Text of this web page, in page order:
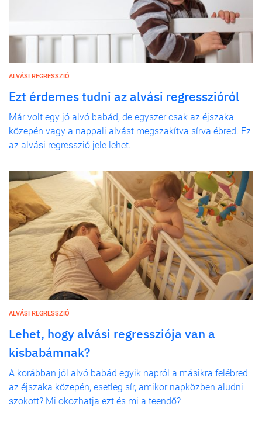
ALVÁSI REGRESSZIÓ
Ezt érdemes tudni az alvási regresszióról
Már volt egy jó alvó babád, de egyszer csak az éjszaka
közepén vagy a nappali alvást megszakítva sírva ébred. Ez
az alvási regresszió jele lehet.
ALVÁSI REGRESSZIÓ
Lehet, hogy alvási regressziója van a
kisbabámnak?
A korábban jól alvó babád egyik napról a másikra felébred
az éjszaka közepén, esetleg sír, amikor napközben aludni
szokott? Mi okozhatja ezt és mi a teendő?